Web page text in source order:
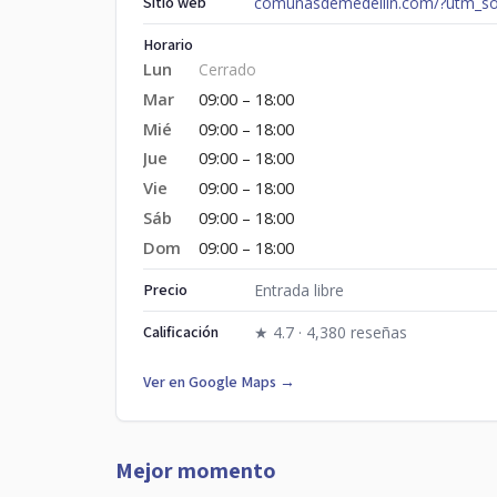
Horario
Lun Cerrado
Mar
09:00 – 18:00
Mié
09:00 – 18:00
Jue
09:00 – 18:00
Vie
09:00 – 18:00
Sáb
09:00 – 18:00
Dom
09:00 – 18:00
Precio Entrada libre
Calificación ★ 4.7 · 4,380 reseñas
Ver en Google Maps →
Mejor momento